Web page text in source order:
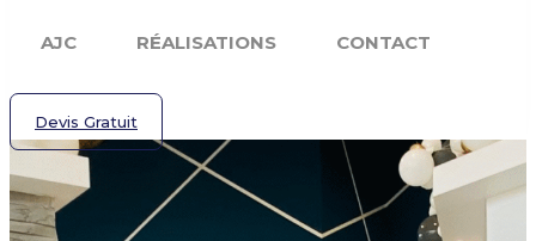
AJC RÉALISATIONS CONTACT
Devis Gratuit